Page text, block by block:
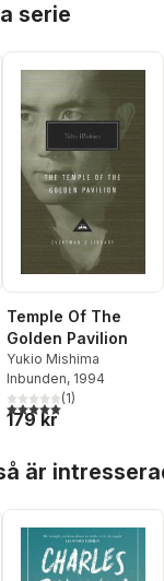
serie
Temple Of The
Golden Pavilion
Yukio Mishima
Inbunden, 1994
5,0utav 5 stjärnor. Totalt
(1)
179 kr
är